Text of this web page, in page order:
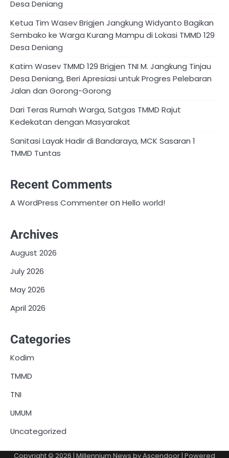
Desa Deniang
Ketua Tim Wasev Brigjen Jangkung Widyanto Bagikan
Sembako ke Warga Kurang Mampu di Lokasi TMMD 129
Desa Deniang
Katim Wasev TMMD 129 Brigjen TNI M. Jangkung Tinjau
Desa Deniang, Beri Apresiasi untuk Progres Pelebaran
Jalan dan Gorong-Gorong
Dari Teras Rumah Warga, Satgas TMMD Rajut
Kedekatan dengan Masyarakat
Sanitasi Layak Hadir di Bandaraya, MCK Sasaran 1
TMMD Tuntas
Recent Comments
A WordPress CommenteronHello world!
Archives
August 2026
July 2026
May 2026
April 2026
Categories
Kodim
TMMD
TNI
UMUM
Uncategorized
Copyright © 2026 | Millennium News byAscendoor | Powered